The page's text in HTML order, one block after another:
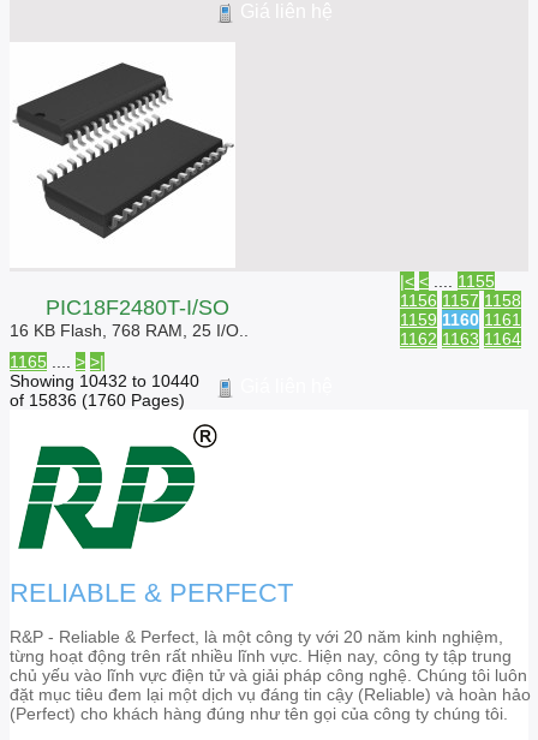
Giá liên hệ
PIC18F2480T-I/SO
16 KB Flash, 768 RAM, 25 I/O..
|< <
1155
1156 1157 1158
1159 1160 1161
1162 1163 1164
1165
> >|
Showing 10432 to 10440
of 15836 (1760 Pages)
RELIABLE & PERFECT
R&P - Reliable & Perfect, là một công ty với 20 năm kinh nghiệm,
từng hoạt động trên rất nhiều lĩnh vực. Hiện nay, công ty tập trung
chủ yếu vào lĩnh vực điện tử và giải pháp công nghệ. Chúng tôi luôn
đặt mục tiêu đem lại một dịch vụ đáng tin cậy (Reliable) và hoàn hảo
(Perfect) cho khách hàng đúng như tên gọi của công ty chúng tôi.